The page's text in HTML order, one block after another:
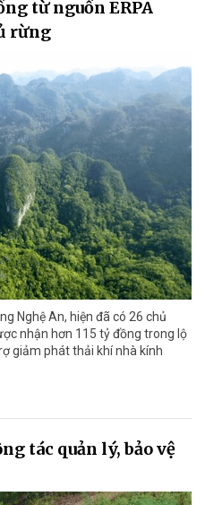
từ nguồn ERPA
rừng
Nghệ An, hiện đã có 26 chủ
nhận hơn 115 tỷ đồng trong lộ
giảm phát thải khí nhà kính
tác quản lý, bảo vệ